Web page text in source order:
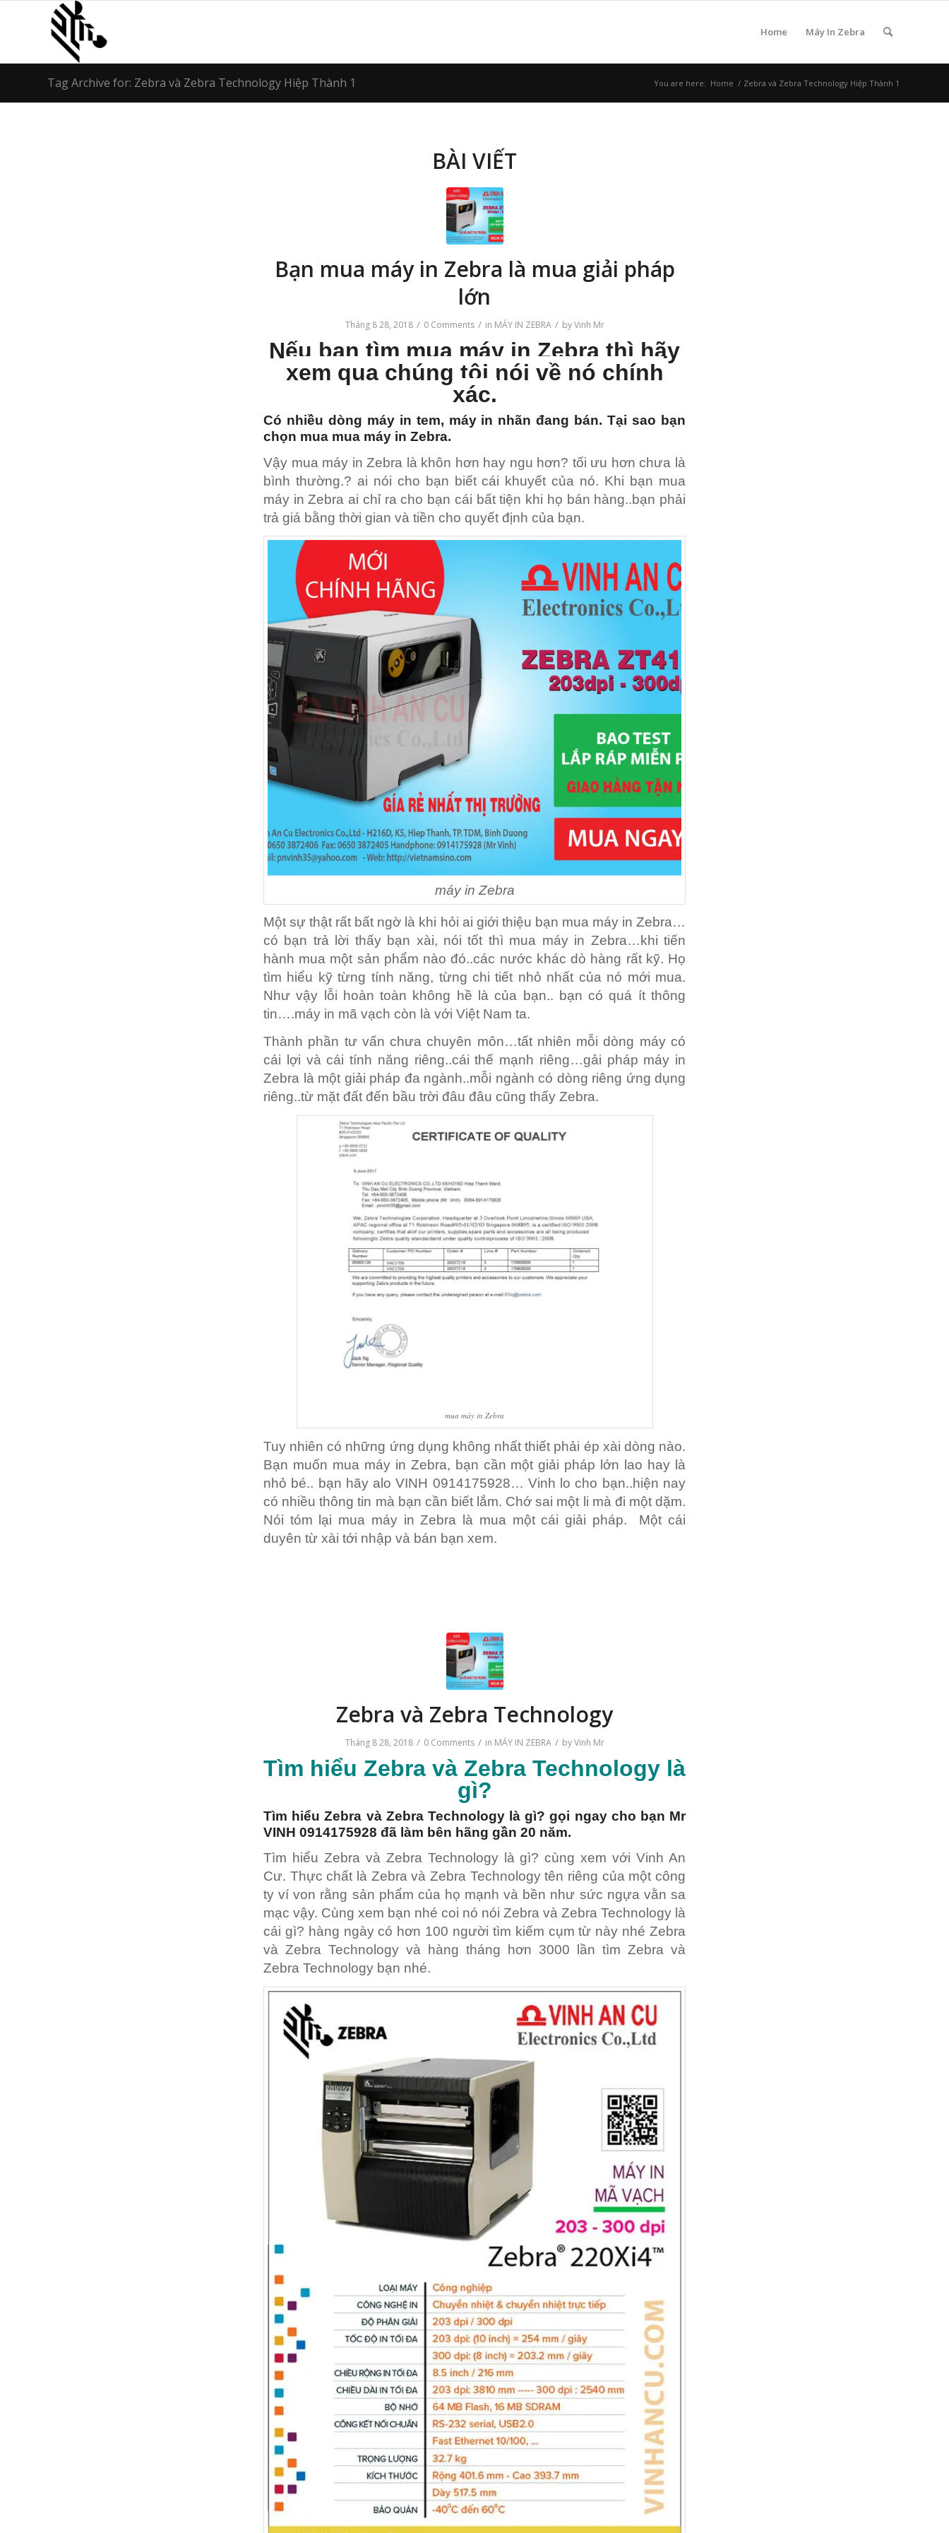
Home Máy In Zebra
Tag Archive for: Zebra và Zebra Technology Hiệp Thành 1 You are here: Home / Zebra và Zebra Technology Hiệp Thành 1
BÀI VIẾT
Bạn mua máy in Zebra là mua giải pháp
lớn
Tháng 8 28, 2018 / 0 Comments / in MÁY IN ZEBRA / byVinh Mr
Nếu bạn tìm mua máy in Zebra thì hãy
xem qua chúng tôi nói về nó chính
xác.
Có nhiều dòng máy in tem, máy in nhãn đang bán. Tại sao bạn
chọn mua mua máy in Zebra.
Vậy mua máy in Zebra là khôn hơn hay ngu hơn? tối ưu hơn chưa là
bình thường.? ai nói cho bạn biết cái khuyết của nó. Khi bạn mua
máy in Zebra ai chỉ ra cho bạn cái bất tiện khi họ bán hàng..bạn phải
trả giá bằng thời gian và tiền cho quyết định của bạn.
máy in Zebra
Một sự thật rất bất ngờ là khi hỏi ai giới thiệu bạn mua máy in Zebra…
có bạn trả lời thấy bạn xài, nói tốt thì mua máy in Zebra…khi tiến
hành mua một sản phẩm nào đó..các nước khác dò hàng rất kỹ. Họ
tìm hiểu kỹ từng tính năng, từng chi tiết nhỏ nhất của nó mới mua.
Như vậy lỗi hoàn toàn không hề là của bạn.. bạn có quá ít thông
tin….máy in mã vạch còn là với Việt Nam ta.
Thành phần tư vấn chưa chuyên môn…tất nhiên mỗi dòng máy có
cái lợi và cái tính năng riêng..cái thế mạnh riêng…gải pháp máy in
Zebra là một giải pháp đa ngành..mỗi ngành có dòng riêng ứng dụng
riêng..từ mặt đất đến bầu trời đâu đâu cũng thấy Zebra.
mua máy in Zebra
Tuy nhiên có những ứng dụng không nhất thiết phải ép xài dòng nào.
Bạn muốn mua máy in Zebra, bạn cần một giải pháp lớn lao hay là
nhỏ bé.. bạn hãy alo VINH 0914175928… Vinh lo cho bạn..hiện nay
có nhiều thông tin mà bạn cần biết lắm. Chớ sai một li mà đi một dặm.
Nói tóm lại mua máy in Zebra là mua một cái giải pháp. Một cái
duyên từ xài tới nhập và bán bạn xem.
Zebra và Zebra Technology
Tháng 8 28, 2018 / 0 Comments / in MÁY IN ZEBRA / byVinh Mr
Tìm hiểu Zebra và Zebra Technology là
gì?
Tìm hiểuZebra và Zebra Technology là gì? gọi ngay cho bạn Mr
VINH 0914175928 đã làm bên hãng gần 20 năm.
Tìm hiểu Zebra và Zebra Technology là gì? cùng xem với Vinh An
Cư. Thực chất là Zebra và Zebra Technology tên riêng của một công
ty ví von rằng sản phẩm của họ mạnh và bền như sức ngựa vằn sa
mạc vậy. Cùng xem bạn nhé coi nó nói Zebra và Zebra Technology là
cái gì? hàng ngày có hơn 100 người tìm kiếm cụm từ này nhé Zebra
và Zebra Technology và hàng tháng hơn 3000 lần tìm Zebra và
Zebra Technology bạn nhé.